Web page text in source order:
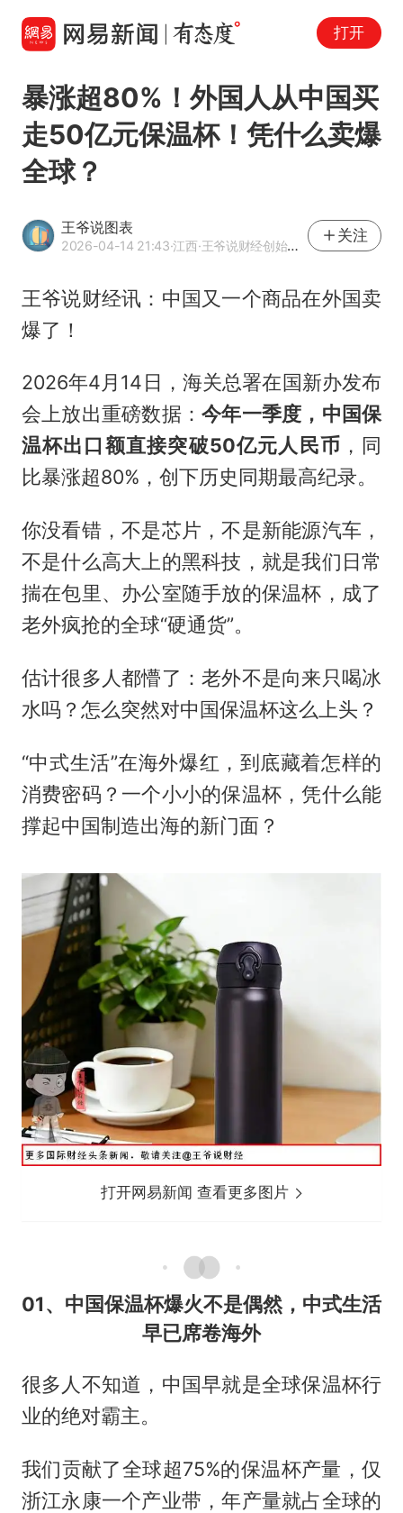
打开
暴涨超80%！外国人从中国买
走50亿元保温杯！凭什么卖爆
全球？
王爷说图表
2026-04-14 21:43·江西·王爷说财经创始人、财经作家
关注
王爷说财经讯：中国又一个商品在外国卖
爆了！
2026年4月14日，海关总署在国新办发布
会上放出重磅数据：今年一季度，中国保
温杯出口额直接突破50亿元人民币 ，同
比暴涨超80%，创下历史同期最高纪录。
你没看错，不是芯片，不是新能源汽车，
不是什么高大上的黑科技，就是我们日常
揣在包里、办公室随手放的保温杯，成了
老外疯抢的全球“硬通货”。
估计很多人都懵了：老外不是向来只喝冰
水吗？怎么突然对中国保温杯这么上头？
“中式生活”在海外爆红，到底藏着怎样的
消费密码？一个小小的保温杯，凭什么能
撑起中国制造出海的新门面？
打开网易新闻 查看更多图片
01、中国保温杯爆火不是偶然，中式生活
早已席卷海外
很多人不知道，中国早就是全球保温杯行
业的绝对霸主。
我们贡献了全球超75%的保温杯产量，仅
浙江永康一个产业带，年产量就占全球的